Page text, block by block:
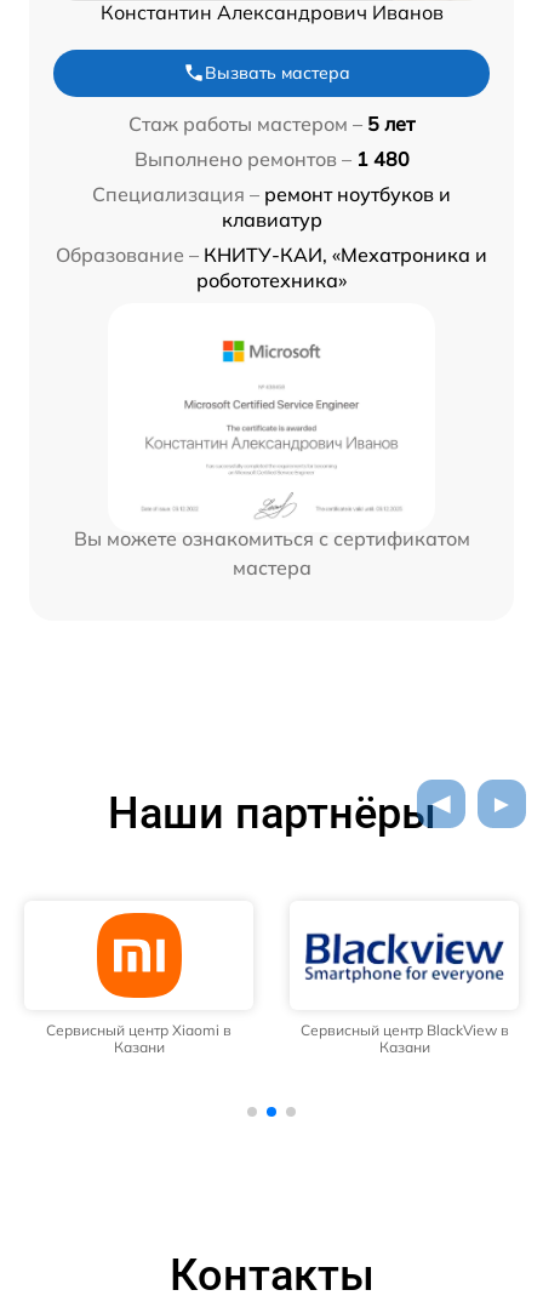
Константин Александрович Иванов
Вызвать мастера
Стаж работы мастером – 5 лет
Выполнено ремонтов – 1 480
Специализация – ремонт ноутбуков и
клавиатур
Образование – КНИТУ-КАИ, «Мехатроника и
робототехника»
Вы можете ознакомиться с сертификатом
мастера
Наши партнёры
Сервисный центр Xiaomi в
Казани
Сервисный центр BlackView в
Казани
Контакты